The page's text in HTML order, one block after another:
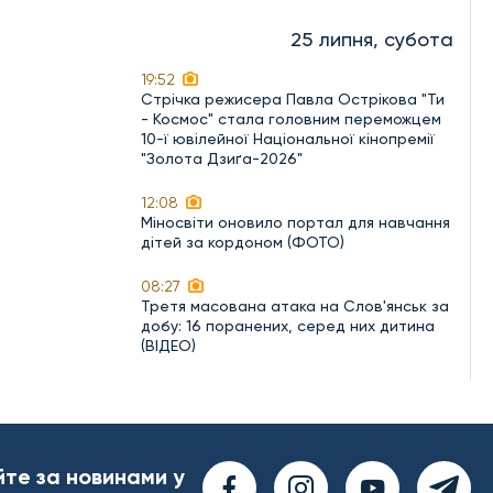
25 липня, субота
19:52
Стрічка режисера Павла Острікова "Ти
- Космос" стала головним переможцем
10-ї ювілейної Національної кінопремії
"Золота Дзиґа-2026"
12:08
Міносвіти оновило портал для навчання
дітей за кордоном (ФОТО)
08:27
Третя масована атака на Слов'янськ за
добу: 16 поранених, серед них дитина
(ВІДЕО)
за новинами у